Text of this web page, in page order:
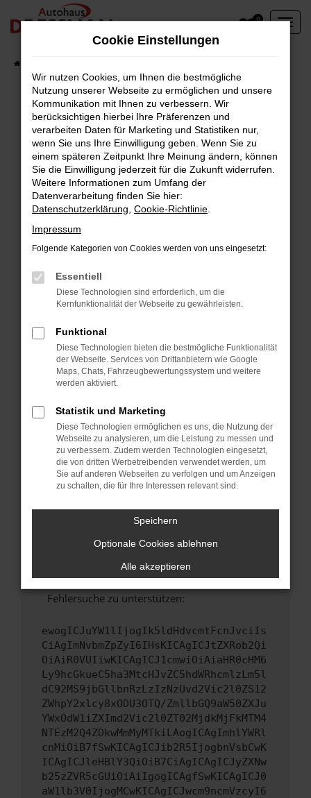
Zum
Hauptinhalt
0
Fehler: Network Error
Beim Laden ist ein Fehler aufgetreten.
Hier sind ein paar Tipps, die dir helfen können:
Überprüfe deine Firewall und deine
Internetverbindung.
Laden andere Webseiten, zum Beispiel deine
Manche Erweiterungen, wie Werbeblocker,
können das Laden bestimmter Seiten
verhindern. Funktioniert die Seite in einem
Fenster?
Starte dein Gerät neu.
Das kann manchmal helfen, vorübergehende
Probleme zu beheben.
Stelle sicher, dass dein Browser und dein
Betriebssystem auf dem neuesten Stand
sind.
Veraltete Software birgt nicht nur ein
Sicherheitsrisiko, sondern kann auch dazu
führen, dass bestimmte Funktionen nicht mehr
Wende dich an den Webseitenbetreiber.
Wenn du alle oben genannten Schritte versucht
hast, kontaktiere uns bitte. Wir werden
versuchen, das Problem zu beheben. Du kannst
uns diesen Text schicken, um uns bei der
Fehlersuche zu unterstützen:
ewogICJuYW1lIjogIk5ldHdvcmtFcnJvciIs
CiAgImNvbmZpZyI6IHsKICAgICJtZXRob2Qi
OiAiR0VUIiwKICAgICJ1cmwiOiAiaHR0cHM6
Ly9hcGkueC5ha3MtcHJvZC5hdWRhcmlzLm5l
dC92MS9jbGllbnRzLzIzNzUvd2Vic2l0ZS12
ZWhpY2xlcy8xODU3OTQ/ZmllbGQ9aW50ZXJu
YWxOdW1iZXImd2Vic2l0ZT02MjdkMjFkMTM4
NTEzM2Q4ZDkwMmMyMTkiLAogICAgImhlYWRl
cnMiOiB7fSwKICAgICJib2R5IjogbnVsbCwK
ICAgICJleHBlY3QiOiB7CiAgICAgICJyZXNw
b25zZVR5cGUiOiAiIgogICAgfSwKICAgICJ0
aW1lb3V0IjogMCwKICAgICJwcm9ncmVzcyI6
Cookie Einstellungen
Wir nutzen Cookies, um Ihnen die bestmögliche
Nutzung unserer Webseite zu ermöglichen und unsere
Kommunikation mit Ihnen zu verbessern. Wir
berücksichtigen hierbei Ihre Präferenzen und
verarbeiten Daten für Marketing und Statistiken nur,
wenn Sie uns Ihre Einwilligung geben. Wenn Sie zu
einem späteren Zeitpunkt Ihre Meinung ändern, können
Sie die Einwilligung jederzeit für die Zukunft widerrufen.
Weitere Informationen zum Umfang der
Datenverarbeitung finden Sie hier:
Datenschutzerklärung Cookie-Richtlinie
Impressum
Folgende Kategorien von Cookies werden von uns eingesetzt:
Essentiell
Diese Technologien sind erforderlich, um die
Kernfunktionalität der Webseite zu gewährleisten.
Funktional
Diese Technologien bieten die bestmögliche Funktionalität
der Webseite. Services von Drittanbietern wie Google
Maps, Chats, Fahrzeugbewertungssystem und weitere
werden aktiviert.
Statistik und Marketing
Diese Technologien ermöglichen es uns, die Nutzung der
Webseite zu analysieren, um die Leistung zu messen und
zu verbessern. Zudem werden Technologien eingesetzt,
die von dritten Werbetreibenden verwendet werden, um
Sie auf anderen Webseiten zu verfolgen und um Anzeigen
zu schalten, die für Ihre Interessen relevant sind.
Speichern
Optionale Cookies ablehnen
Alle akzeptieren